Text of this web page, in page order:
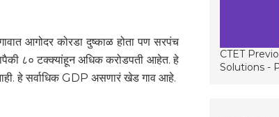
आगोदर कोरडा दुष्काळ होता पण सरपंच
८० टक्क्यांहून अधिक करोडपती आहेत. हे
हे सर्वाधिक GDP असणारं खेड गाव आहे.
CTET
Solutions -